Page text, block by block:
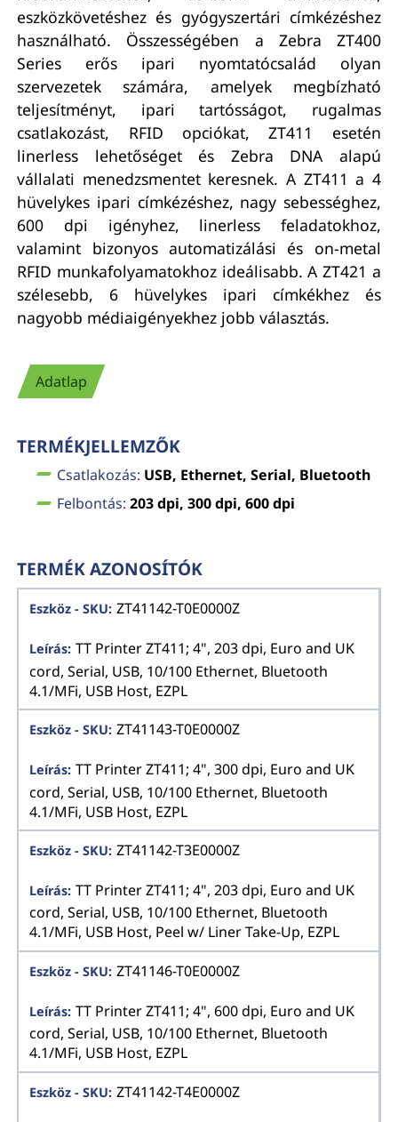
eszközkövetéshez és gyógyszertári címkézéshez
használható. Összességében a Zebra ZT400
Series erős ipari nyomtatócsalád olyan
szervezetek számára, amelyek megbízható
teljesítményt, ipari tartósságot, rugalmas
csatlakozást, RFID opciókat, ZT411 esetén
linerless lehetőséget és Zebra DNA alapú
vállalati menedzsmentet keresnek. A ZT411 a 4
hüvelykes ipari címkézéshez, nagy sebességhez,
600 dpi igényhez, linerless feladatokhoz,
valamint bizonyos automatizálási és on-metal
RFID munkafolyamatokhoz ideálisabb. A ZT421 a
szélesebb, 6 hüvelykes ipari címkékhez és
nagyobb médiaigényekhez jobb választás.
Adatlap
TERMÉKJELLEMZŐK
Csatlakozás: USB, Ethernet, Serial, Bluetooth
Felbontás: 203 dpi, 300 dpi, 600 dpi
TERMÉK AZONOSÍTÓK
ZT41142-T0E0000Z
TT Printer ZT411; 4", 203 dpi, Euro and UK
cord, Serial, USB, 10/100 Ethernet, Bluetooth
4.1/MFi, USB Host, EZPL
ZT41143-T0E0000Z
TT Printer ZT411; 4", 300 dpi, Euro and UK
cord, Serial, USB, 10/100 Ethernet, Bluetooth
4.1/MFi, USB Host, EZPL
ZT41142-T3E0000Z
TT Printer ZT411; 4", 203 dpi, Euro and UK
cord, Serial, USB, 10/100 Ethernet, Bluetooth
4.1/MFi, USB Host, Peel w/ Liner Take-Up, EZPL
ZT41146-T0E0000Z
TT Printer ZT411; 4", 600 dpi, Euro and UK
cord, Serial, USB, 10/100 Ethernet, Bluetooth
4.1/MFi, USB Host, EZPL
ZT41142-T4E0000Z